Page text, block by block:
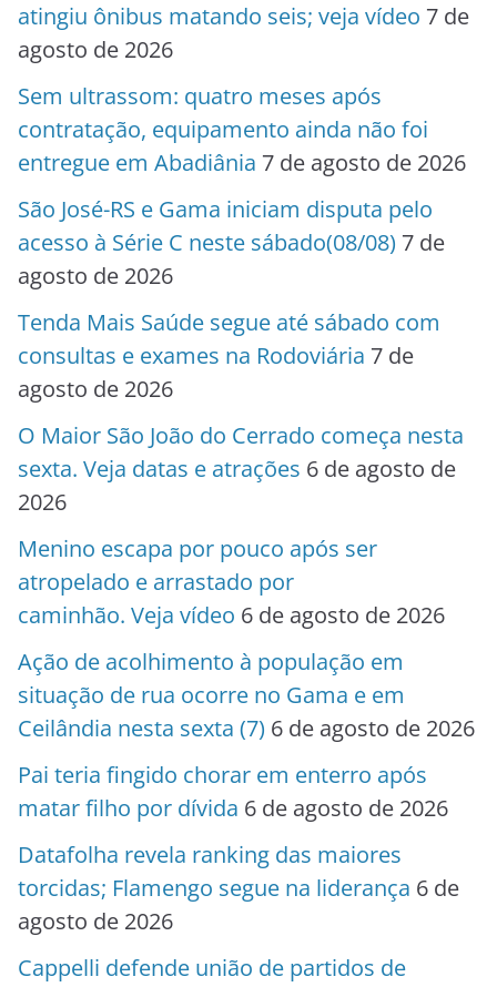
atingiu ônibus matando seis; veja vídeo 7 de
agosto de 2026
Sem ultrassom: quatro meses após
contratação, equipamento ainda não foi
entregue em Abadiânia 7 de agosto de 2026
São José-RS e Gama iniciam disputa pelo
acesso à Série C neste sábado(08/08) 7 de
agosto de 2026
Tenda Mais Saúde segue até sábado com
consultas e exames na Rodoviária 7 de
agosto de 2026
O Maior São João do Cerrado começa nesta
sexta. Veja datas e atrações 6 de agosto de
2026
Menino escapa por pouco após ser
atropelado e arrastado por
caminhão. Veja vídeo 6 de agosto de 2026
Ação de acolhimento à população em
situação de rua ocorre no Gama e em
Ceilândia nesta sexta (7) 6 de agosto de 2026
Pai teria fingido chorar em enterro após
matar filho por dívida 6 de agosto de 2026
Datafolha revela ranking das maiores
torcidas; Flamengo segue na liderança 6 de
agosto de 2026
Cappelli defende união de partidos de